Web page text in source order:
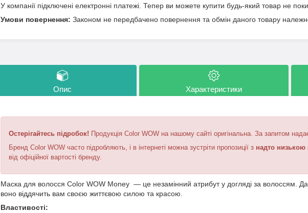
У компанії підключені електронні платежі. Тепер ви можете купити будь-який товар не
Законом не передбачено повернення та обмін даного товару
Опис Характеристики
Остерігайтесь підробок! Продукція Color WOW на нашому сайті оригінальна. За запитом
Бренд Color WOW часто підробляють, і в інтернеті можна зустріти пропозиції з надто низькою
від офіційної вартості бренду.
Маска для волосся Color WOW Money — це незамінний атрибут у догляді за волоссям.
воно віддячить вам своєю життєвою силою та красою.
Властивості: